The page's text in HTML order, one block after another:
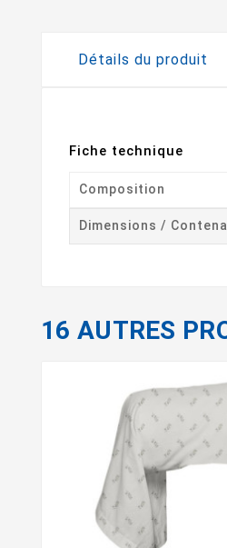
Détails du produit
Fiche technique
Composition
Dimensions /
16 AUTRES